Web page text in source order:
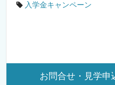
入学金キャンペーン
お問合せ・見学申